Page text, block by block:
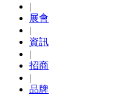
|
展會
|
資訊
|
招商
|
品牌